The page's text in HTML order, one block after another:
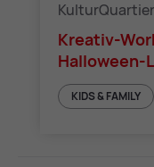
Kreativ-
Halloween-
KIDS & FAMILY